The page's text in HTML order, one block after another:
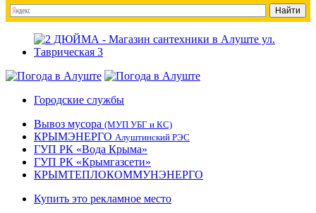
Городские службы
Вывоз мусора (МУП УБГ и КС)
КРЫМЭНЕРГО Алуштинский РЭС
ГУП РК «Вода Крыма»
ГУП РК «Крымгазсети»
КРЫМТЕПЛОКОММУНЭНЕРГО
Купить это рекламное место